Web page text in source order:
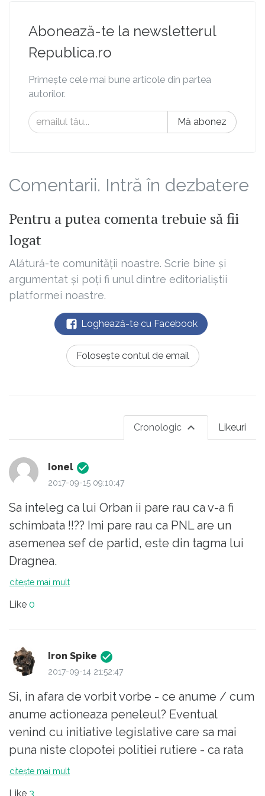
Abonează-te la newsletterul
Republica.ro
Primește cele mai bune articole din partea
autorilor.
Mă abonez
Comentarii. Intră în dezbatere
Pentru a putea comenta trebuie să fii
logat
Alătură-te comunității noastre. Scrie bine și
argumentat și poți fi unul dintre editorialiștii
platformei noastre.
Loghează-te cu Facebook
Folosește contul de email
Likeuri
Cronologic
Ionel
2017-09-15 09:10:47
Sa inteleg ca lui Orban ii pare rau ca v-a fi
schimbata !!?? Imi pare rau ca PNL are un
asemenea sef de partid, este din tagma lui
Dragnea.
citește mai mult
Like 0
Iron Spike
2017-09-14 21:52:47
Si, in afara de vorbit vorbe - ce anume / cum
anume actioneaza peneleul? Eventual
venind cu initiative legislative care sa mai
puna niste clopotei politiei rutiere - ca rata
mortalitatii pe drumurile publice nu este
citește mai mult
Like 3